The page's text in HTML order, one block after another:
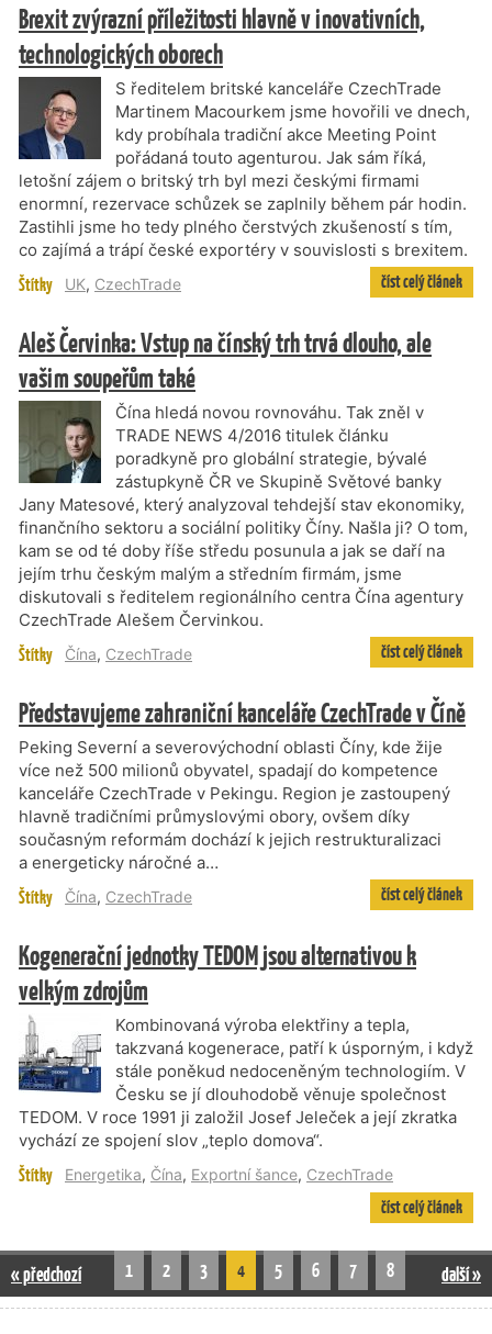
Brexit zvýrazní příležitosti hlavně v inovativních,
technologických oborech
S ředitelem britské kanceláře CzechTrade
Martinem Macourkem jsme hovořili ve dnech,
kdy probíhala tradiční akce Meeting Point
pořádaná touto agenturou. Jak sám říká,
letošní zájem o britský trh byl mezi českými firmami
enormní, rezervace schůzek se zaplnily během pár hodin.
Zastihli jsme ho tedy plného čerstvých zkušeností s tím,
co zajímá a trápí české exportéry v souvislosti s brexitem.
Štítky UK, CzechTrade číst celý článek
Aleš Červinka: Vstup na čínský trh trvá dlouho, ale
vašim soupeřům také
Čína hledá novou rovnováhu. Tak zněl v
TRADE NEWS 4/2016 titulek článku
poradkyně pro globální strategie, bývalé
zástupkyně ČR ve Skupině Světové banky
Jany Matesové, který analyzoval tehdejší stav ekonomiky,
finančního sektoru a sociální politiky Číny. Našla ji? O tom,
kam se od té doby říše středu posunula a jak se daří na
jejím trhu českým malým a středním firmám, jsme
diskutovali s ředitelem regionálního centra Čína agentury
CzechTrade Alešem Červinkou.
Štítky Čína, CzechTrade číst celý článek
Představujeme zahraniční kanceláře CzechTrade v Číně
Peking Severní a severovýchodní oblasti Číny, kde žije
více než 500 milionů obyvatel, spadají do kompetence
kanceláře CzechTrade v Pekingu. Region je zastoupený
hlavně tradičními průmyslovými obory, ovšem díky
současným reformám dochází k jejich restrukturalizaci
a energeticky náročné a…
Štítky Čína, CzechTrade číst celý článek
Kogenerační jednotky TEDOM jsou alternativou k
velkým zdrojům
Kombinovaná výroba elektřiny a tepla,
takzvaná kogenerace, patří k úsporným, i když
stále poněkud nedoceněným technologiím. V
Česku se jí dlouhodobě věnuje společnost
TEDOM. V roce 1991 ji založil Josef Jeleček a její zkratka
vychází ze spojení slov „teplo domova“.
Štítky Energetika, Čína, Exportní šance, CzechTrade
číst celý článek
« předchozí 1 2 3 4 5 6 7 8 další »